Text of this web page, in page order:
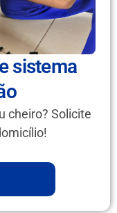
sistema
cheiro? Solicite